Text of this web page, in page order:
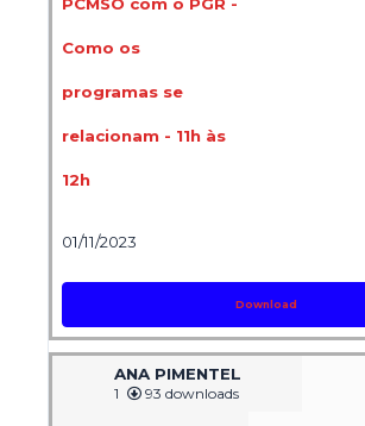
Como os
programas se
relacionam - 11h às
12h
01/11/2023
Download
ANA PIMENTEL
1 93 downloads